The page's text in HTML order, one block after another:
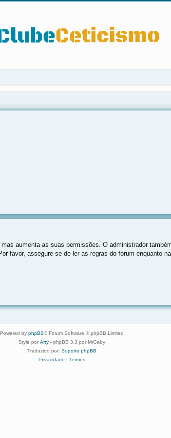
aumenta as suas permissões. O administrador
favor, assegure-se de ler as regras do fórum enquanto
Powered by phpBB® Forum Software © phpBB Limited
Style por Arty - phpBB 3.3 por MrGaby
Traduzido por: Suporte phpBB
Privacidade
Termos